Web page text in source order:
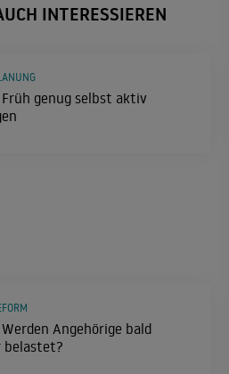
INTERESSIEREN
Früh genug selbst aktiv
Angehörige bald
belastet?